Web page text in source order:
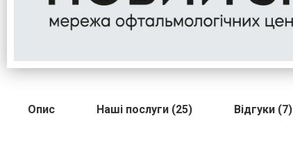
Опис Наші послуги (25) Відгуки (7)